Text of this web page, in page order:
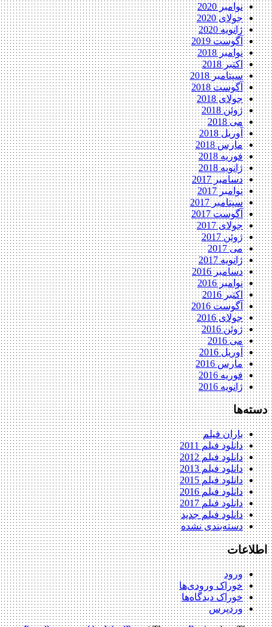
نوامبر 2020
جولای 2020
ژانویه 2020
آگوست 2019
نوامبر 2018
اکتبر 2018
سپتامبر 2018
آگوست 2018
جولای 2018
ژوئن 2018
می 2018
آوریل 2018
مارس 2018
فوریه 2018
ژانویه 2018
دسامبر 2017
نوامبر 2017
سپتامبر 2017
آگوست 2017
جولای 2017
ژوئن 2017
می 2017
ژانویه 2017
دسامبر 2016
نوامبر 2016
اکتبر 2016
آگوست 2016
جولای 2016
ژوئن 2016
می 2016
آوریل 2016
مارس 2016
فوریه 2016
ژانویه 2016
دسته‌ها
باران فیلم
دانلود فیلم 2011
دانلود فیلم 2012
دانلود فیلم 2013
دانلود فیلم 2015
دانلود فیلم 2016
دانلود فیلم 2017
دانلود فیلم جدید
دسته‌بندی نشده
اطلاعات
ورود
خوراک ورودی‌ها
خوراک دیدگاه‌ها
وردپرس